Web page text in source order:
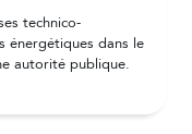
technico-
énergétiques dans le
autorité publique.